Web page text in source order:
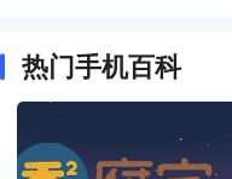
热门手机百科